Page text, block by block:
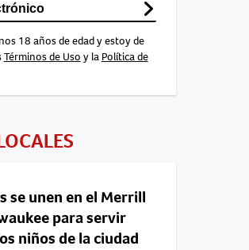
18 años de edad y estoy de
Términos de Uso y la Política de
se unen en el Merrill
para servir
niños de la ciudad